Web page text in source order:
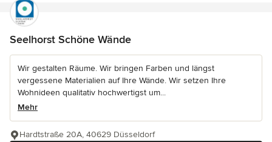
Seelhorst Schöne Wände
Wir gestalten Räume. Wir bringen Farben und längst
vergessene Materialien auf Ihre Wände. Wir setzen Ihre
Wohnideen qualitativ hochwertigst um...
Mehr
Hardtstraße 20A, 40629 Düsseldorf